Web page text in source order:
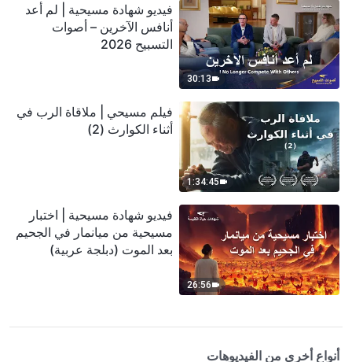
30:13
فيديو شهادة مسيحية | لم أعد
أنافس الآخرين – أصوات
التسبيح 2026
1:34:45
فيلم مسيحي | ملاقاة الرب في
أثناء الكوارث (2)
26:56
فيديو شهادة مسيحية | اختبار
مسيحية من ميانمار في الجحيم
بعد الموت (دبلجة عربية)
أنواع أخرى من الفيديوهات